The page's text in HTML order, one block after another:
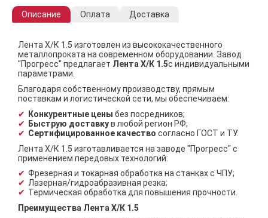
Описание Оплата Доставка
Лента Х/К 1.5 изготовлен из высококачественного
металлопроката на современном оборудовании. Завод
"Прогресс" предлагает Лента Х/К 1.5с индивидуальными
параметрами.
Благодаря собственному производству, прямым
поставкам и логистической сети, мы обеспечиваем:
Конкурентные цены без посредников;
Быструю доставкув любой регион РФ;
Сертифицированное качество согласно ГОСТ и ТУ.
Лента Х/К 1.5 изготавливается на заводе "Прогресс" с
применением передовых технологий:
Фрезерная и токарная обработка на станках с ЧПУ;
Лазерная/гидроабразивная резка;
Термическая обработка для повышения прочности.
Преимущества Лента Х/К 1.5